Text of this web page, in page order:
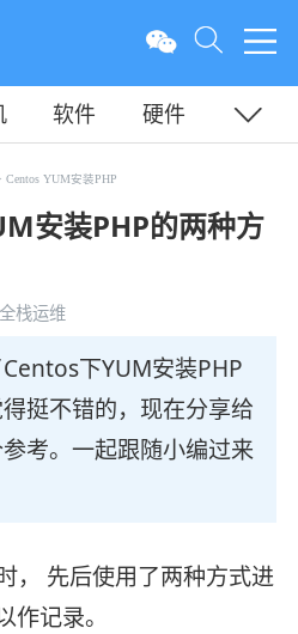
软件
硬件
YUM安装PHP
安装PHP的两种方
栈运维
下YUM安装PHP
挺不错的，现在分享给
考。一起跟随小编过来
， 先后使用了两种方式进
记录。